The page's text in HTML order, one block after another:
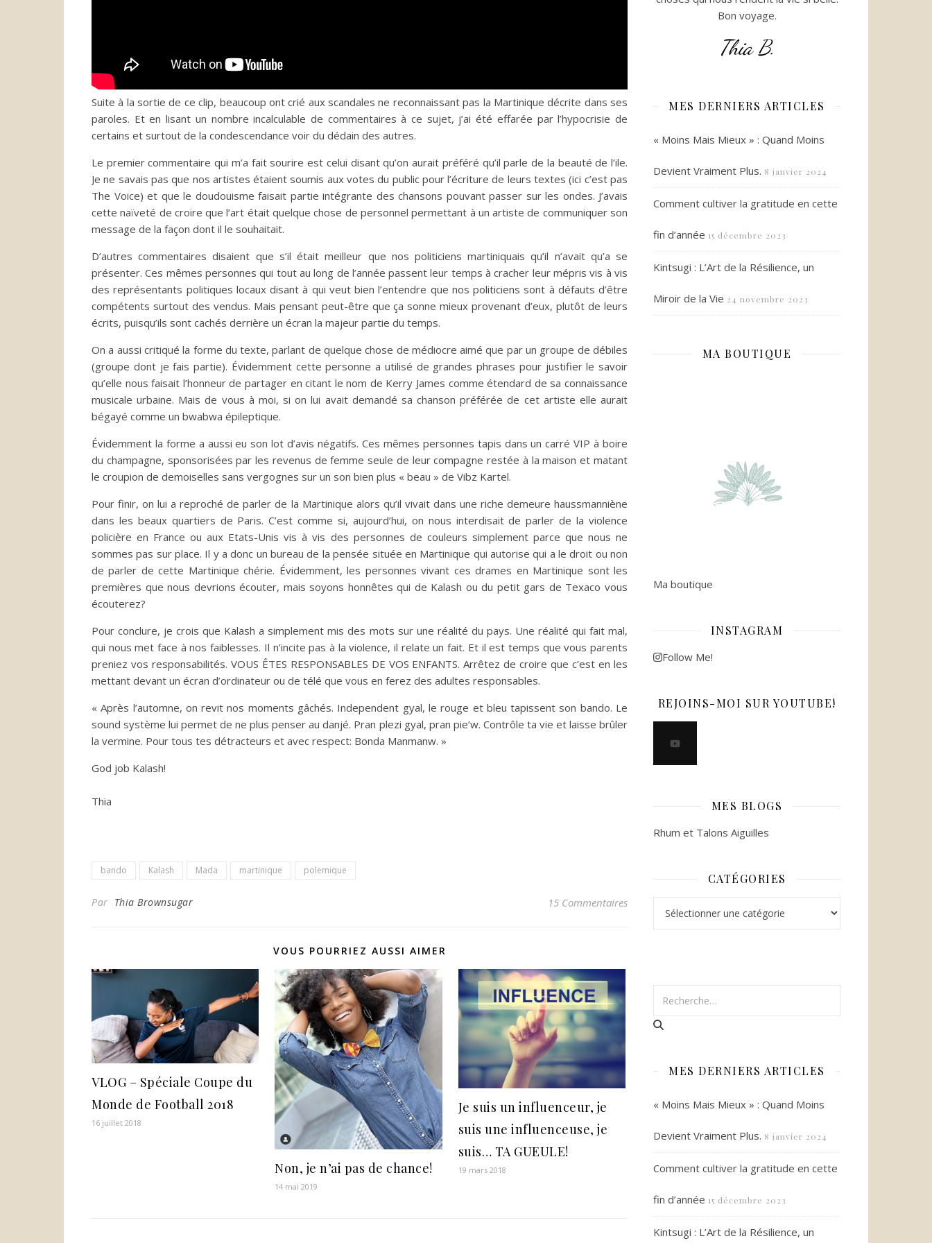
Suite à la sortie de ce clip, beaucoup ont crié aux scandales ne reconnaissant pas la Martinique décrite dans ses
paroles. Et en lisant un nombre incalculable de commentaires à ce sujet, j’ai été effarée par l’hypocrisie de
certains et surtout de la condescendance voir du dédain des autres.
Le premier commentaire qui m’a fait sourire est celui disant qu’on aurait préféré qu’il parle de la beauté de l’ile.
Je ne savais pas que nos artistes étaient soumis aux votes du public pour l’écriture de leurs textes (ici c’est pas
The Voice) et que le doudouisme faisait partie intégrante des chansons pouvant passer sur les ondes. J’avais
cette naïveté de croire que l’art était quelque chose de personnel permettant à un artiste de communiquer son
message de la façon dont il le souhaitait.
D’autres commentaires disaient que s’il était meilleur que nos politiciens martiniquais qu’il n’avait qu’a se
présenter. Ces mêmes personnes qui tout au long de l’année passent leur temps à cracher leur mépris vis à vis
des représentants politiques locaux disant à qui veut bien l’entendre que nos politiciens sont à défauts d’être
compétents surtout des vendus. Mais pensant peut-être que ça sonne mieux provenant d’eux, plutôt de leurs
écrits, puisqu’ils sont cachés derrière un écran la majeur partie du temps.
On a aussi critiqué la forme du texte, parlant de quelque chose de médiocre aimé que par un groupe de débiles
(groupe dont je fais partie). Évidemment cette personne a utilisé de grandes phrases pour justifier le savoir
qu’elle nous faisait l’honneur de partager en citant le nom de Kerry James comme étendard de sa connaissance
musicale urbaine. Mais de vous à moi, si on lui avait demandé sa chanson préférée de cet artiste elle aurait
bégayé comme un bwabwa épileptique.
Évidemment la forme a aussi eu son lot d’avis négatifs. Ces mêmes personnes tapis dans un carré VIP à boire
du champagne, sponsorisées par les revenus de femme seule de leur compagne restée à la maison et matant
le croupion de demoiselles sans vergognes sur un son bien plus « beau » de Vibz Kartel.
Pour finir, on lui a reproché de parler de la Martinique alors qu’il vivait dans une riche demeure haussmanniène
dans les beaux quartiers de Paris. C’est comme si, aujourd’hui, on nous interdisait de parler de la violence
policière en France ou aux Etats-Unis vis à vis des personnes de couleurs simplement parce que nous ne
sommes pas sur place. Il y a donc un bureau de la pensée située en Martinique qui autorise qui a le droit ou non
de parler de cette Martinique chérie. Évidemment, les personnes vivant ces drames en Martinique sont les
premières que nous devrions écouter, mais soyons honnêtes qui de Kalash ou du petit gars de Texaco vous
écouterez?
Pour conclure, je crois que Kalash a simplement mis des mots sur une réalité du pays. Une réalité qui fait mal,
qui nous met face à nos faiblesses. Il n’incite pas à la violence, il relate un fait. Et il est temps que vous parents
preniez vos responsabilités. VOUS ÊTES RESPONSABLES DE VOS ENFANTS. Arrêtez de croire que c’est en les
mettant devant un écran d’ordinateur ou de télé que vous en ferez des adultes responsables.
« Après l’automne, on revit nos moments gâchés. Independent gyal, le rouge et bleu tapissent son bando. Le
sound système lui permet de ne plus penser au danjé. Pran plezi gyal, pran pie’w. Contrôle ta vie et laisse brûler
la vermine. Pour tous tes détracteurs et avec respect: Bonda Manmanw. »
God job Kalash!
Thia
bando Kalash Mada martinique polemique
Par Thia Brownsugar 15 Commentaires
VOUS POURRIEZ AUSSI AIMER
VLOG – Spéciale Coupe du
Monde de Football 2018
16 juillet 2018
Non, je n’ai pas de chance!
14 mai 2019
Je suis un influenceur, je
suis une influenceuse, je
suis… TA GUEULE!
19 mars 2018
Bon voyage.
Thia B.
MES DERNIERS ARTICLES
« Moins Mais Mieux » : Quand Moins
Devient Vraiment Plus. 8 janvier 2024
Comment cultiver la gratitude en cette
fin d’année 15 décembre 2023
Kintsugi : L’Art de la Résilience, un
Miroir de la Vie 24 novembre 2023
MA BOUTIQUE
Ma boutique
INSTAGRAM
Follow Me!
REJOINS-MOI SUR YOUTUBE!
MES BLOGS
Rhum et Talons Aiguilles
CATÉGORIES
MES DERNIERS ARTICLES
« Moins Mais Mieux » : Quand Moins
Devient Vraiment Plus. 8 janvier 2024
Comment cultiver la gratitude en cette
fin d’année 15 décembre 2023
Kintsugi : L’Art de la Résilience, un